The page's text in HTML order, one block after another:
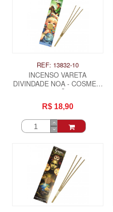
REF: 13832-10
INCENSO VARETA
DIVINDADE NOA - COSME E
DAMIÃO
R$ 18,90